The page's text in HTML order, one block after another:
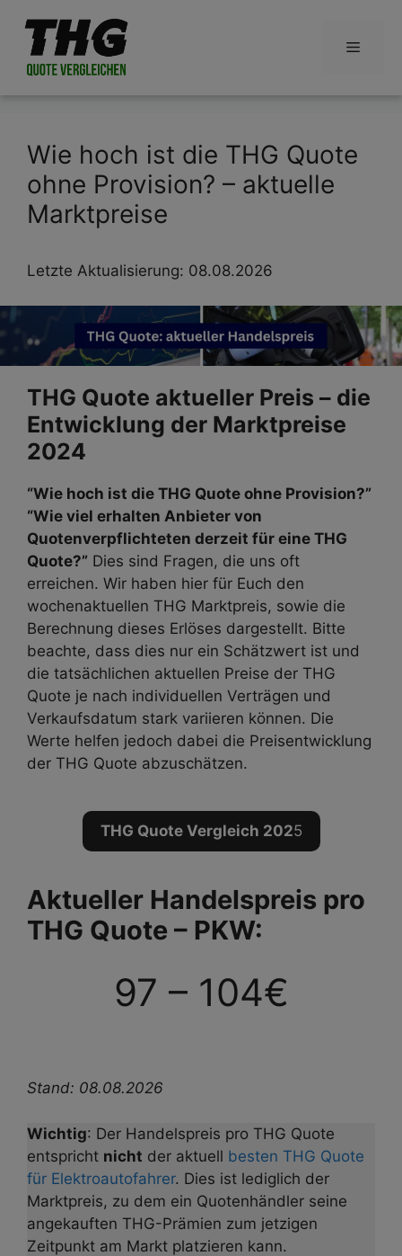
Inhalt
springen
Menü
Wie hoch ist die THG Quote
ohne Provision? – aktuelle
Marktpreise
Letzte Aktualisierung: 08.08.2026
THG Quote aktueller Preis – die
Entwicklung der Marktpreise
2024
“Wie hoch ist die THG Quote ohne Provision?”
“Wie viel erhalten Anbieter von
Quotenverpflichteten derzeit für eine THG
Quote?” Dies sind Fragen, die uns oft
erreichen. Wir haben hier für Euch den
wochenaktuellen THG Marktpreis, sowie die
Berechnung dieses Erlöses dargestellt. Bitte
beachte, dass dies nur ein Schätzwert ist und
die tatsächlichen aktuellen Preise der THG
Quote je nach individuellen Verträgen und
Verkaufsdatum stark variieren können. Die
Werte helfen jedoch dabei die Preisentwicklung
der THG Quote abzuschätzen.
THG Quote Vergleich 2025
Aktueller Handelspreis pro
THG Quote – PKW:
97 – 104€
Stand: 08.08.2026
Wichtig: Der Handelspreis pro THG Quote
entspricht nicht der aktuell besten THG Quote
für Elektroautofahrer. Dies ist lediglich der
Marktpreis, zu dem ein Quotenhändler seine
angekauften THG-Prämien zum jetzigen
Zeitpunkt am Markt platzieren kann.